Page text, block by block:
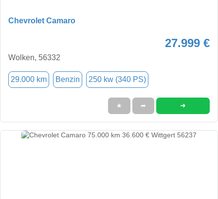
Chevrolet Camaro
27.999 €
Wolken, 56332
29.000 km Benzin 250 kw (340 PS)
★ ➦ ➜